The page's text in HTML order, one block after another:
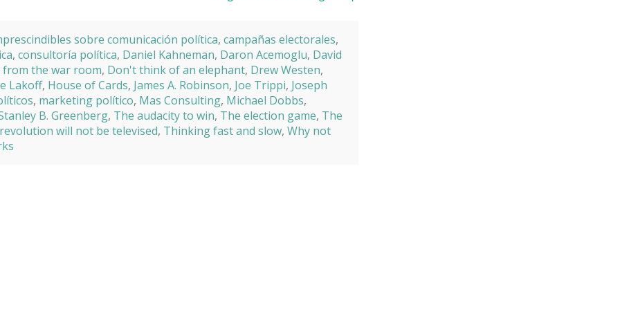
sobre comunicación política, campañas electorales,
, consultoría política, Daniel Kahneman, Daron Acemoglu, David
from the war room, Don't think of an elephant, Drew Westen,
Lakoff, House of Cards, James A. Robinson, Joe Trippi, Joseph
, marketing político, Mas Consulting, Michael Dobbs,
B. Greenberg, The audacity to win, The election game, The
will not be televised, Thinking fast and slow, Why not